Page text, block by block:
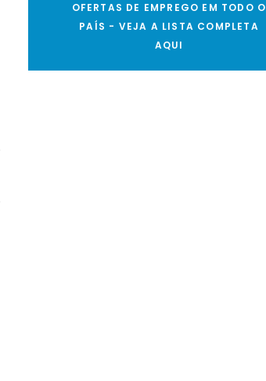
OFERTAS DE EMPREGO EM TODO O
PAÍS - VEJA A LISTA COMPLETA
AQUI